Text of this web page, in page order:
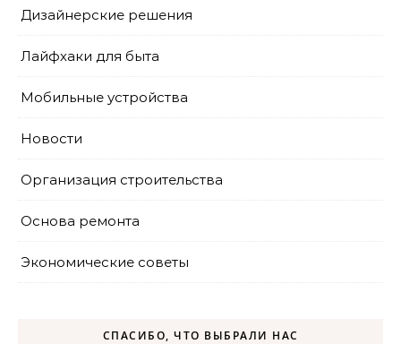
Дизайнерские решения
Лайфхаки для быта
Мобильные устройства
Новости
Организация строительства
Основа ремонта
Экономические советы
СПАСИБО, ЧТО ВЫБРАЛИ НАС